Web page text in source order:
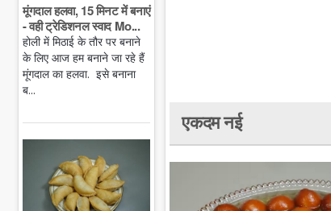
मूंगदाल हलवा, 15 मिनट में बनाएं
- वही ट्रेडिशनल स्वाद Mo...
होली में मिठाई के तौर पर बनाने
के लिए आज हम बनाने जा रहे हैं
मूंगदाल का हलवा. इसे बनाना
ब...
एकदम नई